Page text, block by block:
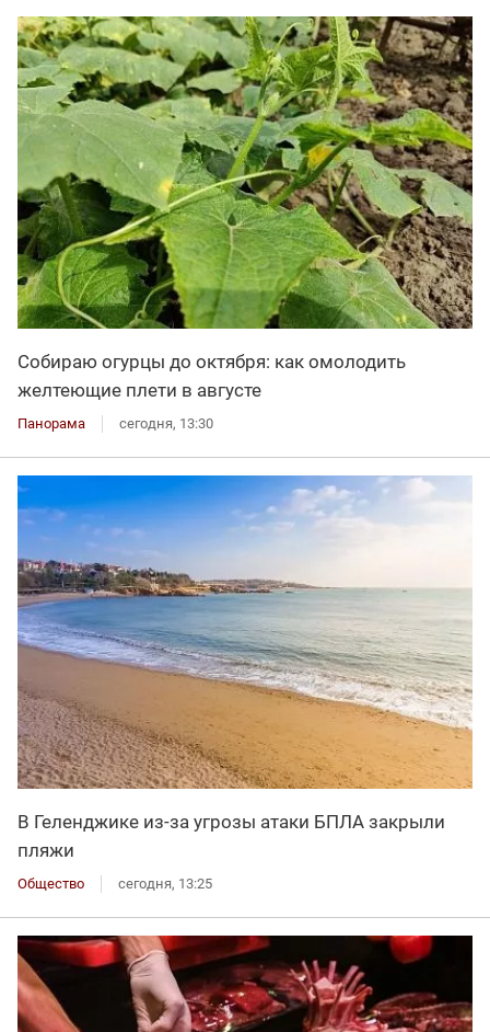
Собираю огурцы до октября: как омолодить
желтеющие плети в августе
Панорама сегодня, 13:30
В Геленджике из-за угрозы атаки БПЛА закрыли
пляжи
Общество сегодня, 13:25